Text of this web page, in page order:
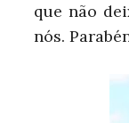
que não
nós.